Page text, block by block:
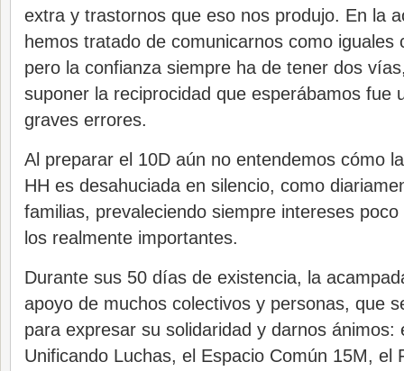
extra y trastornos que eso nos produjo. En la
hemos tratado de comunicarnos como iguales
pero la confianza siempre ha de tener dos
suponer la reciprocidad que esperábamos fue
graves errores.
Al preparar el 10D aún no entendemos cómo
HH es desahuciada en silencio, como
familias, prevaleciendo siempre intereses
los realmente importantes.
Durante sus 50 días de existencia, la
apoyo de muchos colectivos y personas, que
para expresar su solidaridad y darnos ánimos:
Unificando Luchas, el Espacio Común 15M, el